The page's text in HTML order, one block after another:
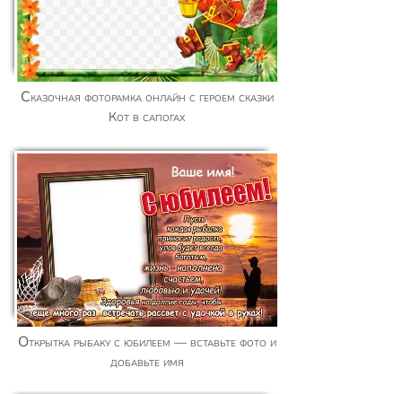
Сказочная фоторамка онлайн с героем сказки
Кот в сапогах
Открытка рыбаку с юбилеем — вставьте фото и
добавьте имя